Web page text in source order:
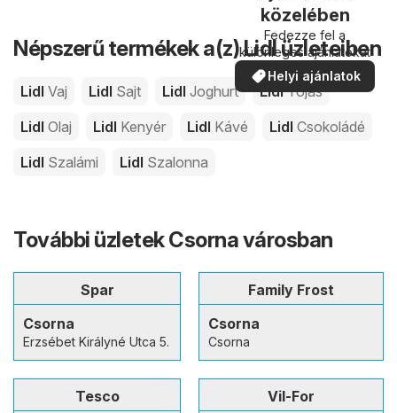
közelében
Fedezze fel a
különleges ajánlatokat
Helyi ajánlatok
Népszerű termékek a(z) Lidl üzleteiben
Lidl Vaj Lidl Sajt Lidl Joghurt LidlTojás
Lidl Olaj Lidl Kenyér Lidl Kávé Lidl Csokoládé
Lidl Szalámi Lidl Szalonna
További üzletek Csorna városban
Spar
Csorna
Erzsébet Királyné Utca 5.
Family Frost
Csorna
Csorna
Tesco
Vil-For